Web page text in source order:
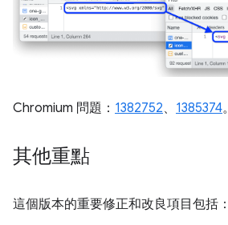
Chromium 問題： 1382752、 1385374。
其他重點
這個版本的重要修正和改良項目包括：